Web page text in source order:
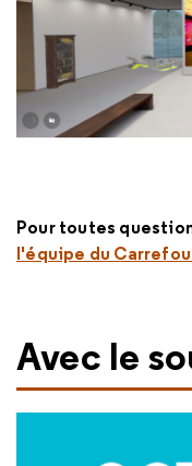
Pour toutes
l'équipe du
Avec le